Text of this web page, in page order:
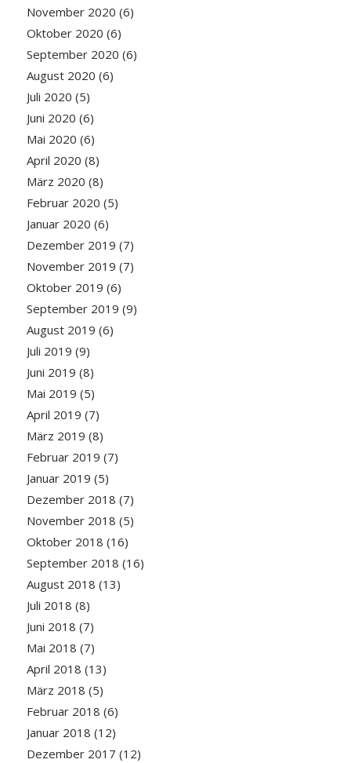
November 2020 (6)
Oktober 2020 (6)
September 2020 (6)
August 2020 (6)
Juli 2020 (5)
Juni 2020 (6)
Mai 2020 (6)
April 2020 (8)
März 2020 (8)
Februar 2020 (5)
Januar 2020 (6)
Dezember 2019 (7)
November 2019 (7)
Oktober 2019 (6)
September 2019 (9)
August 2019 (6)
Juli 2019 (9)
Juni 2019 (8)
Mai 2019 (5)
April 2019 (7)
März 2019 (8)
Februar 2019 (7)
Januar 2019 (5)
Dezember 2018 (7)
November 2018 (5)
Oktober 2018 (16)
September 2018 (16)
August 2018 (13)
Juli 2018 (8)
Juni 2018 (7)
Mai 2018 (7)
April 2018 (13)
März 2018 (5)
Februar 2018 (6)
Januar 2018 (12)
Dezember 2017 (12)